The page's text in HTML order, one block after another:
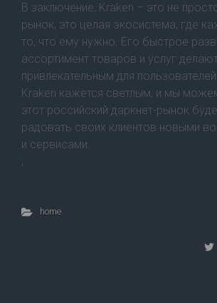
В заключение, Kraken – это не
рынок, это целая экосистема, где
то, что ему нужно. Его быстрое
ассортимент товаров и услуг
привлекательным для
Kraken кажется светлым, и мы
этот российский даркнет-рынок
радовать своих клиентов новыми
и сервисами.
;
home